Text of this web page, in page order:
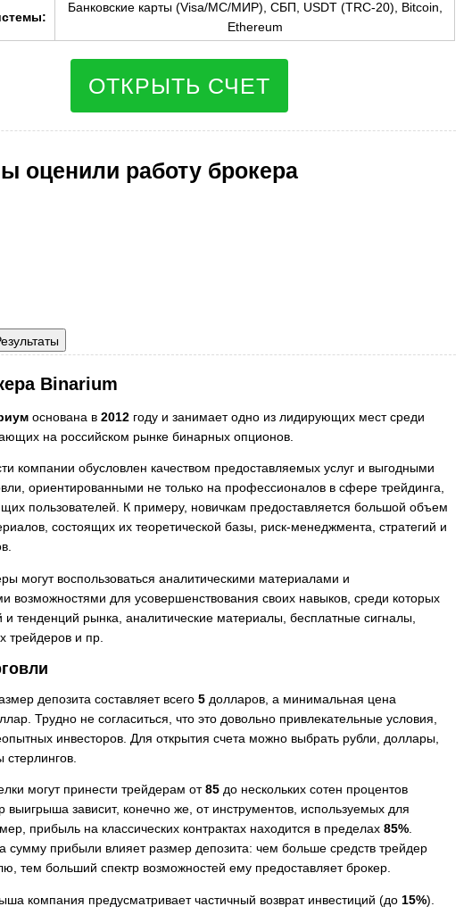
Банковские карты (Visa/MC/МИР), СБП, USDT (TRC-20), Bitcoin,
Ethereum
ОТКРЫТЬ СЧЕТ
оценили работу брокера
Binarium
основана в 2012 году и занимает одно из лидирующих мест среди
на российском рынке бинарных опционов.
компании обусловлен качеством предоставляемых услуг и выгодными
ориентированными не только на профессионалов в сфере трейдинга,
пользователей. К примеру, новичкам предоставляется большой объем
состоящих их теоретической базы, риск-менеджмента, стратегий и
могут воспользоваться аналитическими материалами и
возможностями для усовершенствования своих навыков, среди которых
и тенденций рынка, аналитические материалы, бесплатные сигналы,
трейдеров и пр.
депозита составляет всего 5 долларов, а минимальная цена
Трудно не согласиться, что это довольно привлекательные условия,
инвесторов. Для открытия счета можно выбрать рубли, доллары,
могут принести трейдерам от85 до нескольких сотен процентов
выигрыша зависит, конечно же, от инструментов, используемых для
прибыль на классических контрактах находится в пределах 85%.
сумму прибыли влияет размер депозита: чем больше средств трейдер
тем больший спектр возможностей ему предоставляет брокер.
компания предусматривает частичный возврат инвестиций (до 15%).